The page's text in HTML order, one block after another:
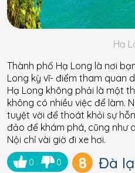
Hạ
Thành phố Hạ Long là nơi
Long kỳ vĩ- điểm tham quan
Hạ Long không phải là một
không có nhiều việc để làm.
tuyệt vời để thoát khỏi sự
đảo để khám phá, cũng như
Nội chỉ vài giờ đi xe hơi.
0 0 8 Đà